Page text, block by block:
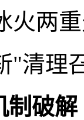
火两
"清理
制破解